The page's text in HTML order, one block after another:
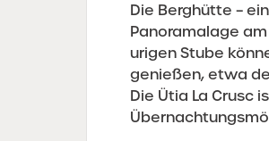
Die Berghütte –
Panoramalage
urigen Stube
genießen, etwa
Die Ütia La Crusc